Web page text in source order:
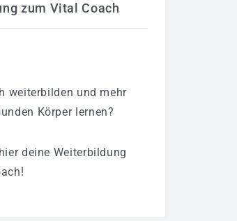
zum Vital Coach
weiterbilden und mehr
Körper lernen?
deine Weiterbildung